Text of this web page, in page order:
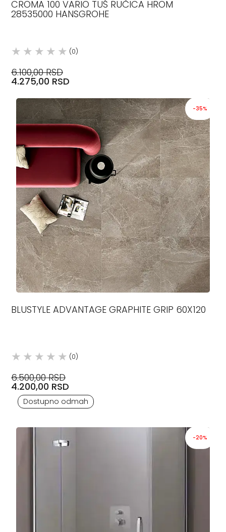
CROMA 100 VARIO TUŠ RUČICA HROM
28535000 HANSGROHE
(0)
6.100,00 RSD
4.275,00 RSD
-35%
BLUSTYLE ADVANTAGE GRAPHITE GRIP 60X120
(0)
6.500,00 RSD
4.200,00 RSD
Dostupno odmah
-20%